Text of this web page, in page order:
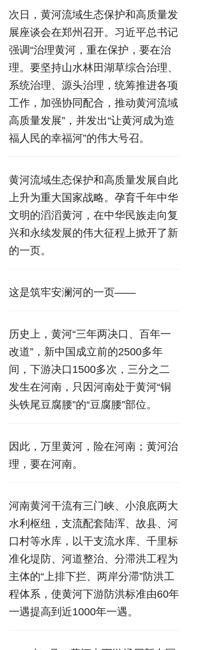
次日，黄河流域生态保护和高质量发
展座谈会在郑州召开。习近平总书记
强调“治理黄河，重在保护，要在治
理。要坚持山水林田湖草综合治理、
系统治理、源头治理，统筹推进各项
工作，加强协同配合，推动黄河流域
高质量发展”，并发出“让黄河成为造
福人民的幸福河”的伟大号召。
黄河流域生态保护和高质量发展自此
上升为重大国家战略。孕育千年中华
文明的滔滔黄河，在中华民族走向复
兴和永续发展的伟大征程上掀开了新
的一页。
这是筑牢安澜河的一页——
历史上，黄河“三年两决口、百年一
改道”，新中国成立前的2500多年
间，下游决口1500多次，三分之二
发生在河南，只因河南处于黄河“铜
头铁尾豆腐腰”的“豆腐腰”部位。
因此，万里黄河，险在河南；黄河治
理，要在河南。
河南黄河干流有三门峡、小浪底两大
水利枢纽，支流配套陆浑、故县、河
口村等水库，以干支流水库、千里标
准化堤防、河道整治、分滞洪工程为
主体的“上排下拦、两岸分滞”防洪工
程体系，使黄河下游防洪标准由60年
一遇提高到近1000年一遇。